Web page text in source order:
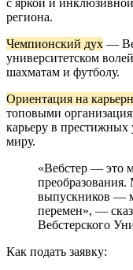
региона.
Чемпионский дух —
университетском
шахматам и футболу.
Ориентация на
топовыми
карьеру в
миру.
«Вебстер — это
выпускников —
перемен», —
Вебстерского
Как подать заявку: